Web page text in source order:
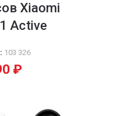
Xiaomi
Active
103 326
₽